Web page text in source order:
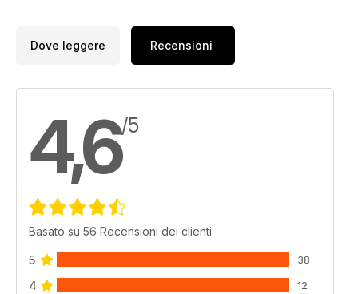
Dove leggere Recensioni
4,6/5
Basato su 56 Recensioni dei clienti
5 38
4 12